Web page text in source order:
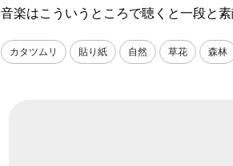
音楽はこういうところで聴くと一段と
カタツムリ 貼り紙 自然 草花 森林